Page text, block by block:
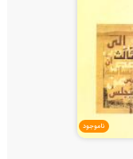
ناموجود